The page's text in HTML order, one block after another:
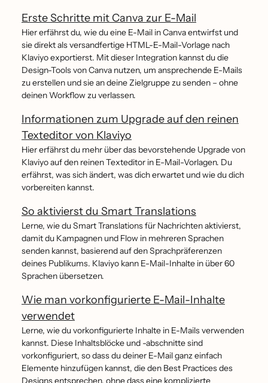
Erste Schritte mit Canva zur E-Mail
Hier erfährst du, wie du eine E-Mail in Canva entwirfst und
sie direkt als versandfertige HTML-E-Mail-Vorlage nach
Klaviyo exportierst. Mit dieser Integration kannst du die
Design-Tools von Canva nutzen, um ansprechende E-Mails
zu erstellen und sie an deine Zielgruppe zu senden – ohne
deinen Workflow zu verlassen.
Informationen zum Upgrade auf den reinen
Texteditor von Klaviyo
Hier erfährst du mehr über das bevorstehende Upgrade von
Klaviyo auf den reinen Texteditor in E-Mail-Vorlagen. Du
erfährst, was sich ändert, was dich erwartet und wie du dich
vorbereiten kannst.
So aktivierst du Smart Translations
Lerne, wie du Smart Translations für Nachrichten aktivierst,
damit du Kampagnen und Flow in mehreren Sprachen
senden kannst, basierend auf den Sprachpräferenzen
deines Publikums. Klaviyo kann E-Mail-Inhalte in über 60
Sprachen übersetzen.
Wie man vorkonfigurierte E-Mail-Inhalte
verwendet
Lerne, wie du vorkonfigurierte Inhalte in E-Mails verwenden
kannst. Diese Inhaltsblöcke und -abschnitte sind
vorkonfiguriert, so dass du deiner E-Mail ganz einfach
Elemente hinzufügen kannst, die den Best Practices des
Designs entsprechen, ohne dass eine komplizierte